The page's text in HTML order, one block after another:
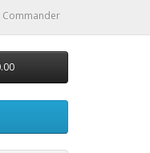
Commander